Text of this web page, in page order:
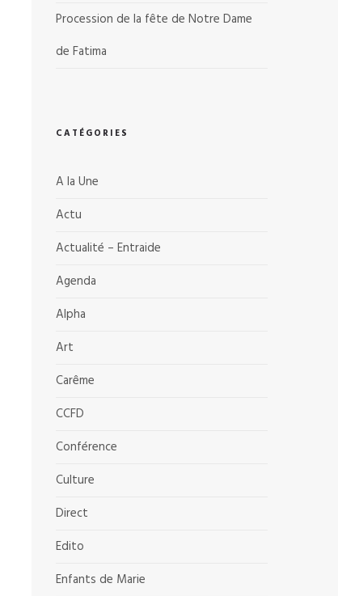
Procession de la fête de Notre Dame
de Fatima
CATÉGORIES
A la Une
Actu
Actualité – Entraide
Agenda
Alpha
Art
Carême
CCFD
Conférence
Culture
Direct
Edito
Enfants de Marie